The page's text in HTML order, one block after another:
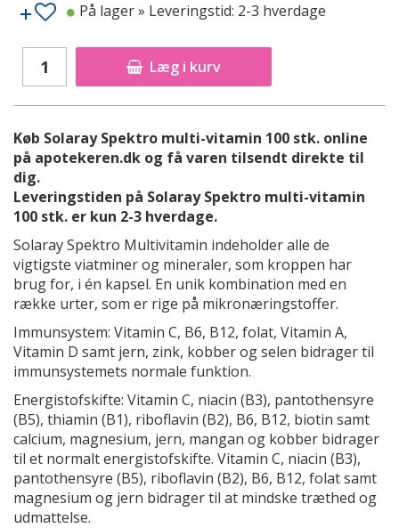
Læg i kurv
På lager» Leveringstid: 2-3 hverdage
Køb Solaray Spektro multi-vitamin 100 stk. online
på apotekeren.dk og få varen tilsendt direkte til
dig.
Leveringstiden på Solaray Spektro multi-vitamin
100 stk. er kun 2-3 hverdage.
Solaray Spektro Multivitamin indeholder alle de
vigtigste viatminer og mineraler, som kroppen har
brug for, i én kapsel. En unik kombination med en
række urter, som er rige på mikronæringstoffer.
Immunsystem: Vitamin C, B6, B12, folat, Vitamin A,
Vitamin D samt jern, zink, kobber og selen bidrager til
immunsystemets normale funktion.
Energistofskifte: Vitamin C, niacin (B3), pantothensyre
(B5), thiamin (B1), riboflavin (B2), B6, B12, biotin samt
calcium, magnesium, jern, mangan og kobber bidrager
til et normalt energistofskifte. Vitamin C, niacin (B3),
pantothensyre (B5), riboflavin (B2), B6, B12, folat samt
magnesium og jern bidrager til at mindske træthed og
udmattelse.